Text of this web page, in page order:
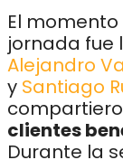
El
jornada fue
Alejandro
y Santiago
clientes
Durante la